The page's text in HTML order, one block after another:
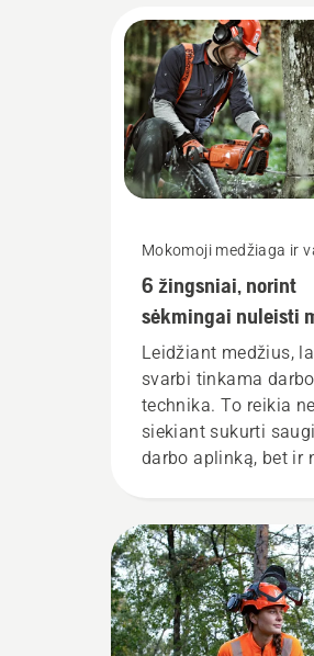
Mokomoji medžiaga ir
6 žingsniai, norint
sėkmingai nuleisti
Leidžiant medžius,
svarbi tinkama darbo
technika. To reikia
siekiant sukurti
darbo aplinką, bet ir